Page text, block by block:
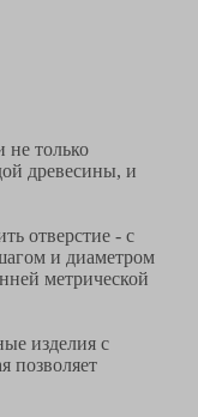
только
древесины, и
отверстие - с
и диаметром
метрической
изделия с
позволяет